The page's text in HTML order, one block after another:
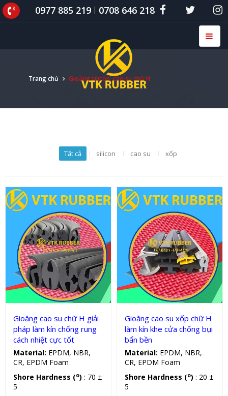
0977 885 219 0708 646 218
Trang chủ Gioăng silicon, cao su chữ H
Tất cả silicon cao su xốp
Gioăng silicon, cao su chữ H
Gioăng cao su chữ H giải
pháp làm kín chống rung
cách nhiệt cực tốt
Material: EPDM, NBR,
CR, EPDM Foam
Shore Hardness (o) : 70 ±
5
Gioăng silicon, cao su chữ H
Gioăng cao su xốp chữ H
làm kín khe cửa chống bụi
bẩn bền
Material: EPDM, NBR,
CR, EPDM Foam
Shore Hardness (o) : 20 ±
5